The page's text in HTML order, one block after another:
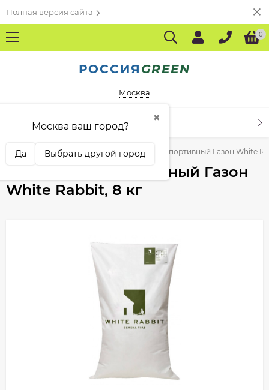
Полная версия сайта
0
РОССИЯ GREEN
Москва
✖
Москва ваш город?
Да Выбрать другой город
КАТАЛОГ ТОВАРОВ
Piccolo Green Травосмесь Спортивный Газон White
Травосмесь Спортивный Газон
White Rabbit, 8 кг